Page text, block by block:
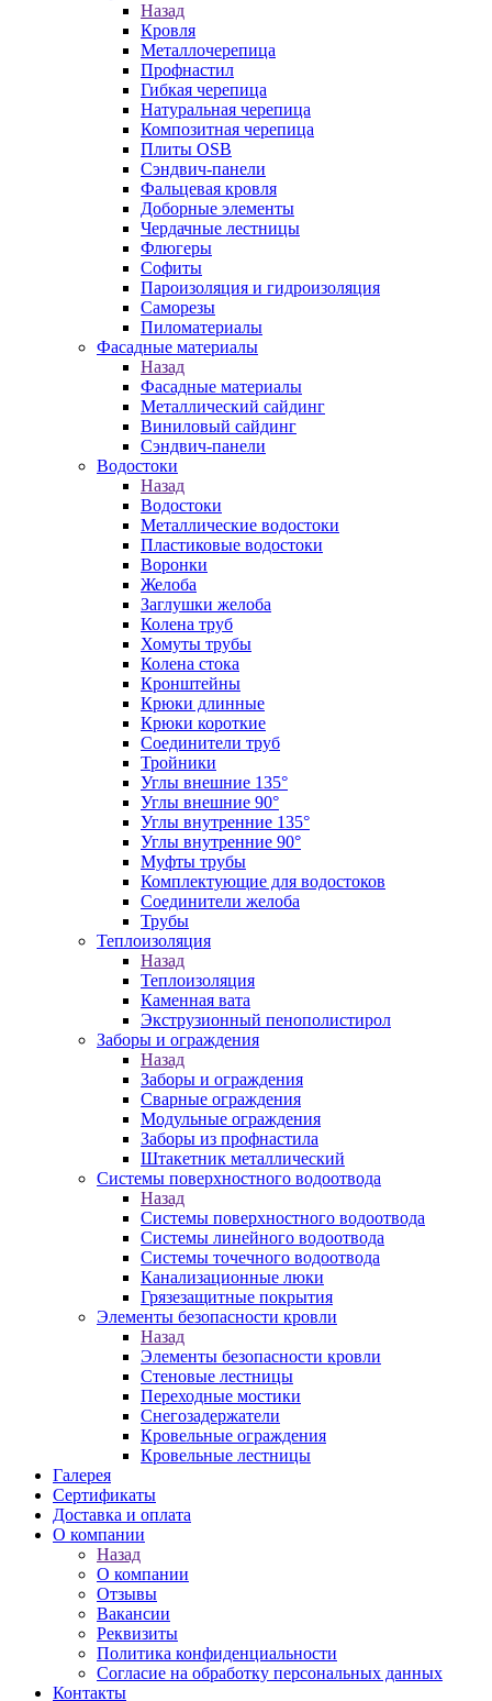
Назад
Кровля
Металлочерепица
Профнастил
Гибкая черепица
Натуральная черепица
Композитная черепица
Плиты OSB
Сэндвич-панели
Фальцевая кровля
Доборные элементы
Чердачные лестницы
Флюгеры
Софиты
Пароизоляция и гидроизоляция
Саморезы
Пиломатериалы
Фасадные материалы
Назад
Фасадные материалы
Металлический сайдинг
Виниловый сайдинг
Сэндвич-панели
Водостоки
Назад
Водостоки
Металлические водостоки
Пластиковые водостоки
Воронки
Желоба
Заглушки желоба
Колена труб
Хомуты трубы
Колена стока
Кронштейны
Крюки длинные
Крюки короткие
Соединители труб
Тройники
Углы внешние 135°
Углы внешние 90°
Углы внутренние 135°
Углы внутренние 90°
Муфты трубы
Комплектующие для водостоков
Соединители желоба
Трубы
Теплоизоляция
Назад
Теплоизоляция
Каменная вата
Экструзионный пенополистирол
Заборы и ограждения
Назад
Заборы и ограждения
Сварные ограждения
Модульные ограждения
Заборы из профнастила
Штакетник металлический
Системы поверхностного водоотвода
Назад
Системы поверхностного водоотвода
Системы линейного водоотвода
Системы точечного водоотвода
Канализационные люки
Грязезащитные покрытия
Элементы безопасности кровли
Назад
Элементы безопасности кровли
Стеновые лестницы
Переходные мостики
Снегозадержатели
Кровельные ограждения
Кровельные лестницы
Галерея
Сертификаты
Доставка и оплата
О компании
Назад
О компании
Отзывы
Вакансии
Реквизиты
Политика конфиденциальности
Согласие на обработку персональных данных
Контакты